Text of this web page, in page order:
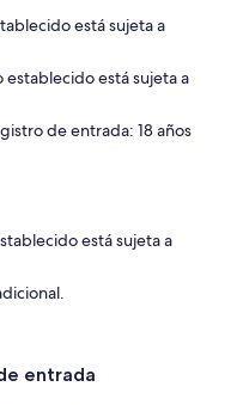
está sujeta a
establecido está sujeta a
de entrada: 18 años
está sujeta a
entrada